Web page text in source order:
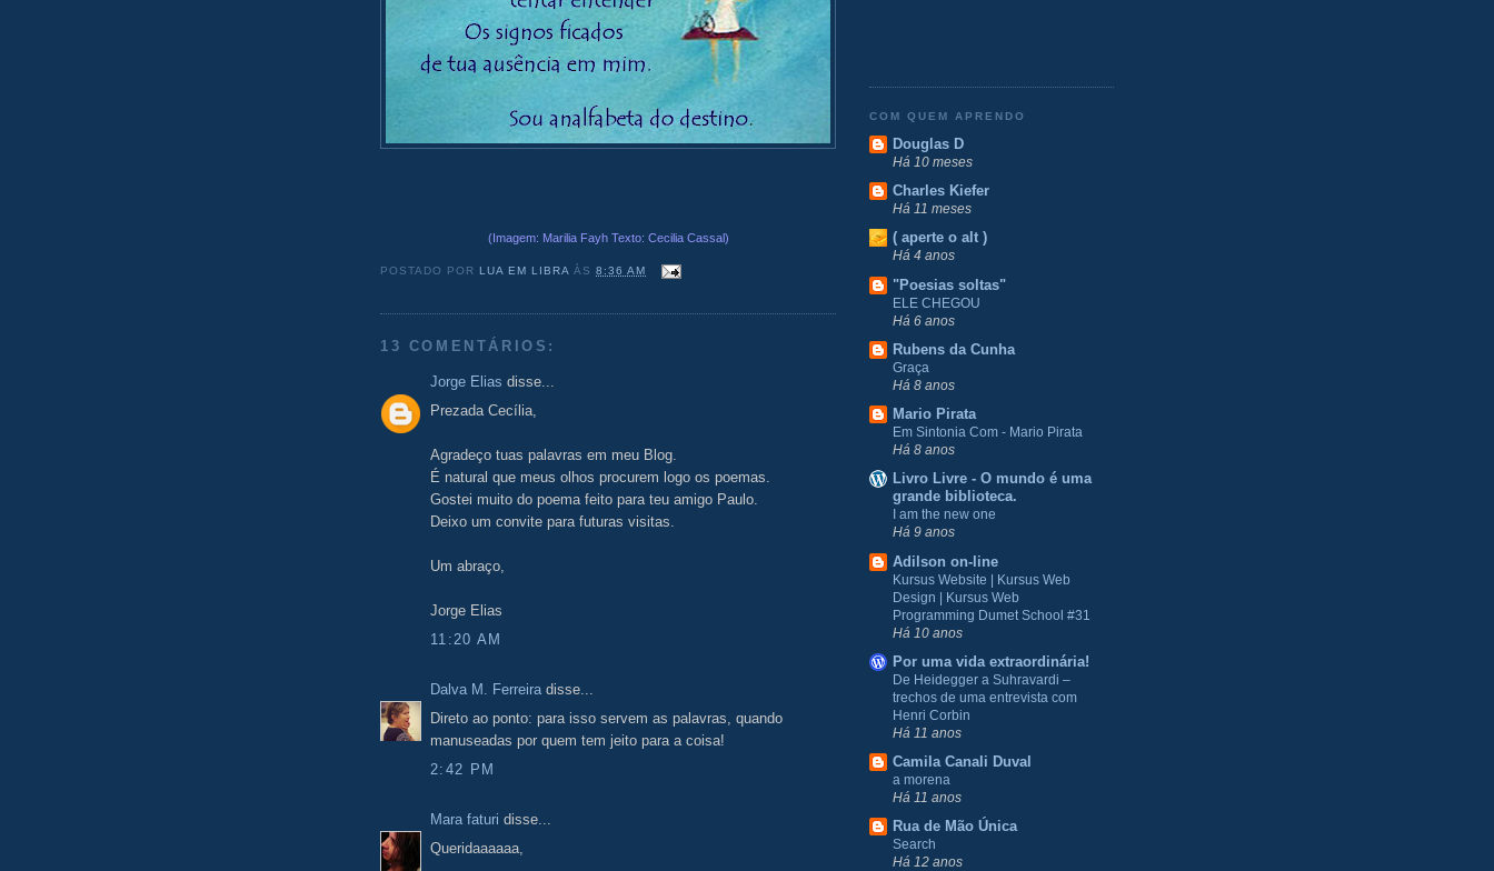
(Imagem: Marilia FayhTexto: Cecilia Cassal)
POSTADO POR LUA EM LIBRA ÀS8:36 AM
13 COMENTÁRIOS:
Jorge Elias disse...
Prezada Cecília,
Agradeço tuas palavras em meu Blog.
É natural que meus olhos procurem logo os poemas.
Gostei muito do poema feito para teu amigo Paulo.
Deixo um convite para futuras visitas.
Um abraço,
Jorge Elias
11:20 AM
Dalva M. Ferreira disse...
Direto ao ponto: para isso servem as palavras, quando
manuseadas por quem tem jeito para a coisa!
2:42 PM
Mara faturi disse...
Queridaaaaaa,
COM QUEM APRENDO
Douglas D
Há 10 meses
Charles Kiefer
Há 11 meses
( aperte o alt )
Há 4 anos
"Poesias soltas"
ELE CHEGOU
Há 6 anos
Rubens da Cunha
Graça
Há 8 anos
Mario Pirata
Em Sintonia Com - Mario Pirata
Há 8 anos
Livro Livre - O mundo é uma
grande biblioteca.
I am the new one
Há 9 anos
Adilson on-line
Kursus Website | Kursus Web
Design | Kursus Web
Programming Dumet School #31
Há 10 anos
Por uma vida extraordinária!
De Heidegger a Suhravardi –
trechos de uma entrevista com
Henri Corbin
Há 11 anos
Camila Canali Duval
a morena
Há 11 anos
Rua de Mão Única
Search
Há 12 anos